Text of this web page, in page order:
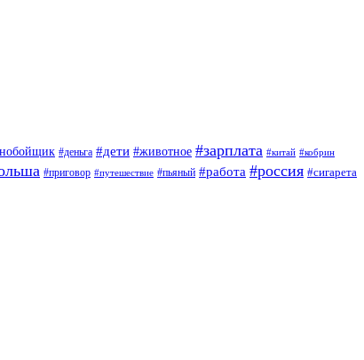
#деньга #дети #животное #зарплата #китай #кобрин
#приговор #путешествие #пьяный #работа #россия #сигарета